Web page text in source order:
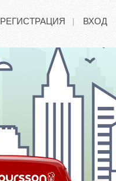
РЕГИСТРАЦИЯ ВХОД